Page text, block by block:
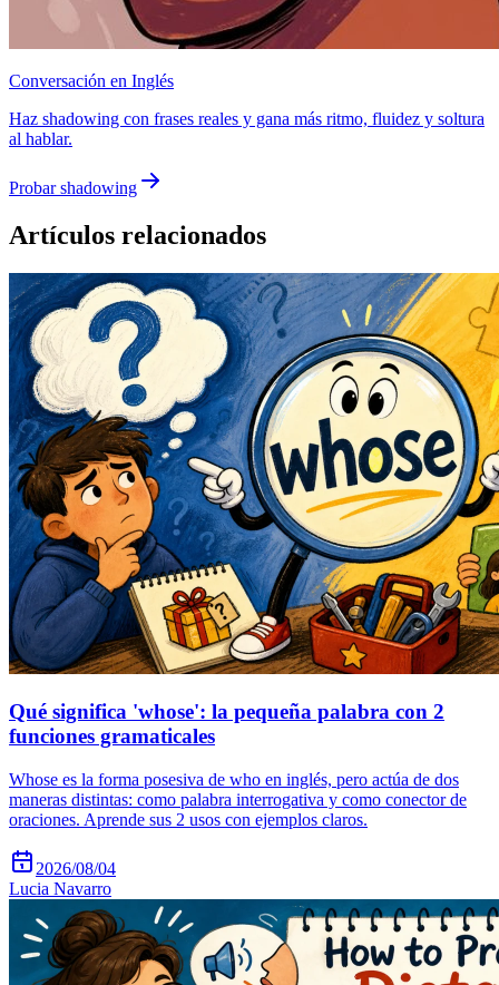
Conversación en Inglés
Haz shadowing con frases reales y gana más ritmo, fluidez y soltura
al hablar.
Probar shadowing
Artículos relacionados
Qué significa 'whose': la pequeña palabra con 2
funciones gramaticales
Whose es la forma posesiva de who en inglés, pero actúa de dos
maneras distintas: como palabra interrogativa y como conector de
oraciones. Aprende sus 2 usos con ejemplos claros.
2026/08/04
Lucia Navarro